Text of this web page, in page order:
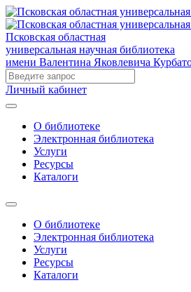
Псковская областная
универсальная научная библиотека
имени Валентина Яковлевича
Личный кабинет
О библиотеке
Электронная библиотека
Услуги
Ресурсы
Каталоги
О библиотеке
Электронная библиотека
Услуги
Ресурсы
Каталоги